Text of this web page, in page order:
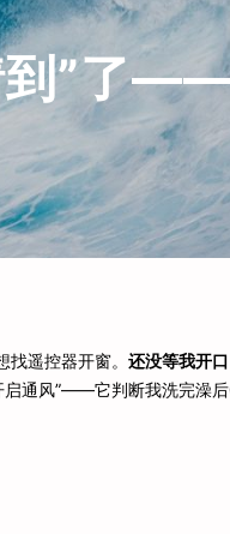
到”了
遥控器开窗。 还没等我开
启通风”——它判断我洗完澡